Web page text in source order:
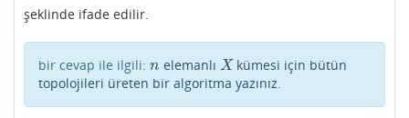
şeklinde ifade edilir.
bir cevap ile ilgili: n
n elemanlı X
X kümesi için bütün
topolojileri üreten bir algoritma yazınız.